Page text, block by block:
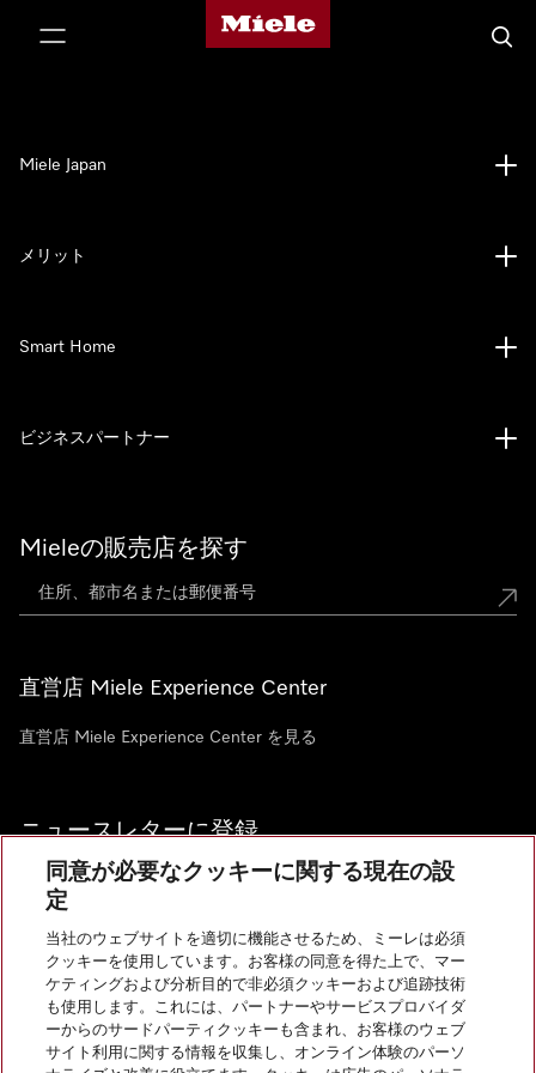
Mieleのホームページ
検索
Mieleの販売店を探す
直営店 Miele Experience Center
直営店 Miele Experience Center を見る
ニュースレターに登録
お問い合わせ
Miele Japan
メリット
Smart Home
ビジネスパートナー
InstagramのMiele
YoutubeのMiele
同意が必要なクッキーに関する現在の設
定
当社のウェブサイトを適切に機能させるため、ミーレは必須
クッキーを使用しています。お客様の同意を得た上で、マー
ケティングおよび分析目的で非必須クッキーおよび追跡技術
も使用します。これには、パートナーやサービスプロバイダ
ーからのサードパーティクッキーも含まれ、お客様のウェブ
サイト利用に関する情報を収集し、オンライン体験のパーソ